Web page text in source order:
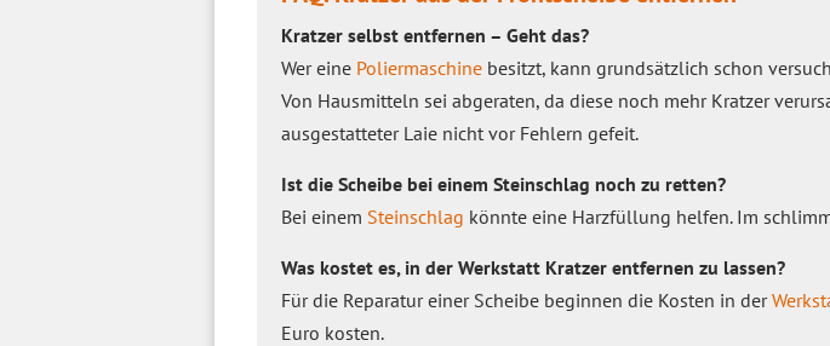
Kratzer selbst entfernen – Geht das?
Wer eine Poliermaschine besitzt, kann grundsätzlich schon
Von Hausmitteln sei abgeraten, da diese noch mehr Kratzer
ausgestatteter Laie nicht vor Fehlern gefeit.
Ist die Scheibe bei einem Steinschlag noch zu retten?
Bei einem Steinschlag könnte eine Harzfüllung helfen. Im
Was kostet es, in der Werkstatt Kratzer entfernen zu lassen?
Für die Reparatur einer Scheibe beginnen die Kosten in der
Euro kosten.